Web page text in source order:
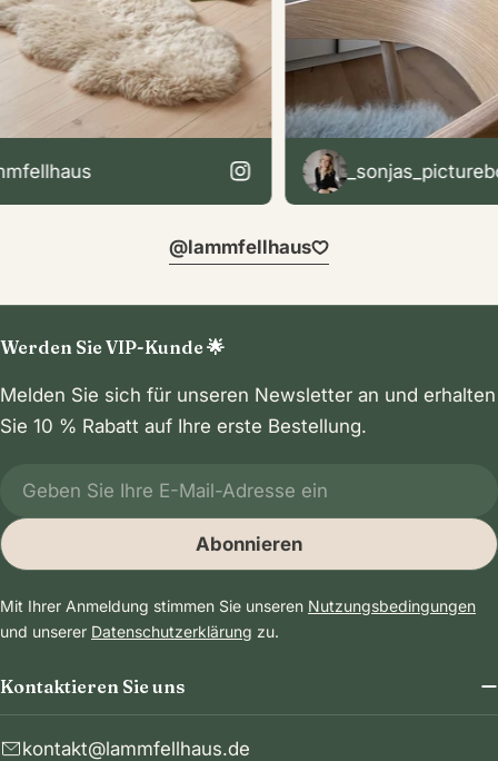
@lammfellhaus
Kontaktieren Sie uns
kontakt@lammfellhaus.de
Werden Sie VIP-Kunde 🌟
Melden Sie sich für unseren Newsletter an und erhalten
Sie 10 % Rabatt auf Ihre erste Bestellung.
Abonnieren
Mit Ihrer Anmeldung stimmen Sie unseren Nutzungsbedingungen
und unserer Datenschutzerklärung zu.